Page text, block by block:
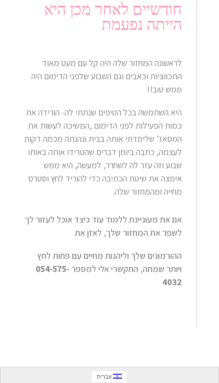
חודשיים לאחר מכן היא
הייתה נפעמת
לראשונה המחזור שלה היה קל עם מעט מאוד
התכווציות וכאבים וגם השבוע שלפני הדימום היה
ממש טוב!!
היא השתמשה בכל הטיפים שנתתי לה- הורידה את
כמות הפעילות לפני הדימום ,המשיכה לעשות את
המסאז’ שלימדתי אותה בבית ונהנתה מכמה דקות
לעצמה, כתבה ביומן דברים שהטרידו אותה באותו
שבוע וזה עזר לה לשחרר, למעשה, היא ממש
אימצה את שיטת הכתיבה כדי להוריד לחץ וסטרס
מחייה ומהמחזור שלה.
אם את מעוניינת ללמוד עוד כיצד אוכל לעזור לך
לשפר את המחזור שלך, לאזן את
ההורמונים שלך וליהנות מחיים עם פחות לחץ
ויותר שמחה, התקשרי אלי למספר 054-575-
4032
עברית